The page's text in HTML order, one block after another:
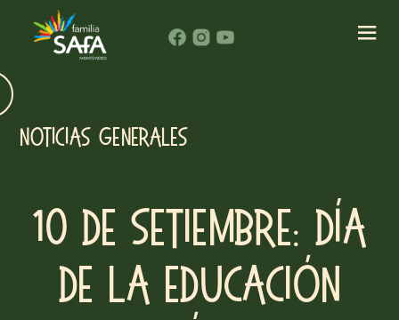
NOTICIAS GENERALES
10 de setiembre: día
de la educación